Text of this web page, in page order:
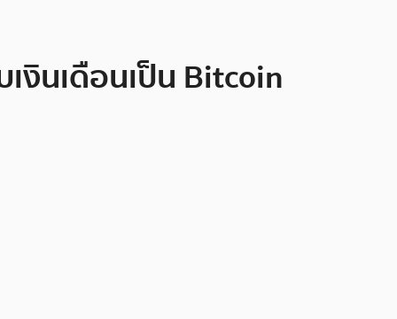
งินเดือนเป็น Bitcoin